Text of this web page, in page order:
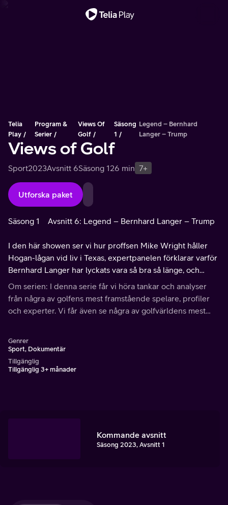
Telia
Play
Program &
Serier
Views Of
Golf
Säsong
1
Legend – Bernhard
Langer – Trump
Views of Golf
Sport2023Avsnitt 6Säsong 126 min 7+
Utforska paket
Säsong 1 Avsnitt 6: Legend – Bernhard Langer – Trump
I den här showen ser vi hur proffsen Mike Wright håller
Hogan-lågan vid liv i Texas, expertpanelen förklarar varför
Bernhard Langer har lyckats vara så bra så länge, och
Donald Trump presenterar sin nya bana i Skottland, även
om det dröjde innan viktigare frågor tog överhanden.
Om serien: I denna serie får vi höra tankar och analyser
från några av golfens mest framstående spelare, profiler
och experter. Vi får även se några av golfvärldens mest
Genrer
Sport, Dokumentär
Tillgänglig
Tillgänglig 3+ månader
Kommande avsnitt
Säsong 2023, Avsnitt 1